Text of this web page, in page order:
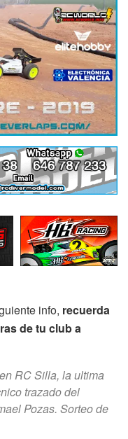
info, recuerda
de tu club a
RC Silla, la ultima
trazado del
Pozas. Sorteo de